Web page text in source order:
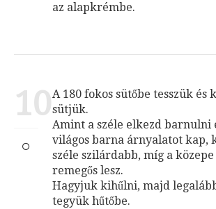
az alapkrémbe.
10A 180 fokos sütőbe tesszük és
sütjük.
Amint a széle elkezd barnulni
világos barna árnyalatot kap,
széle szilárdabb, míg a
remegős lesz.
Hagyjuk kihűlni, majd
tegyük hűtőbe.